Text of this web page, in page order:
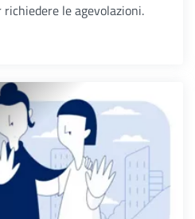
le agevolazioni.